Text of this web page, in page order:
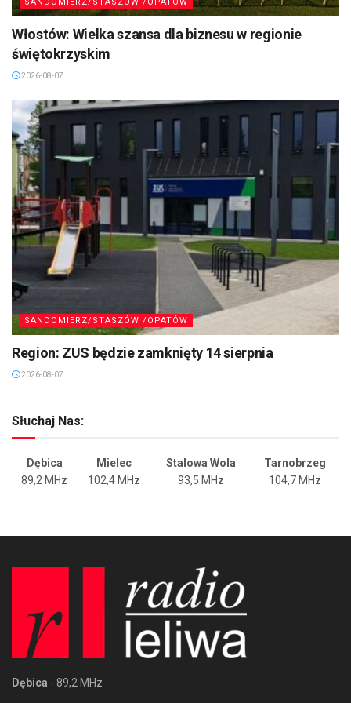
Włostów: Wielka szansa dla biznesu w regionie
świętokrzyskim
2026-08-07
SANDOMIERZ/STASZÓW /OPATÓW
Region: ZUS będzie zamknięty 14 sierpnia
2026-08-07
Słuchaj Nas:
Dębica Mielec Stalowa Wola
Tarnobrzeg
89,2 MHz
102,4 MHz 93,5 MHz 104,7 MHz
Dębica - 89,2 MHz